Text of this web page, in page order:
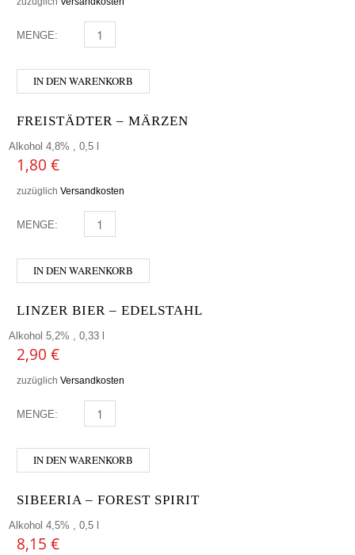
MENGE: LINDEMANS - CASSIS MENGE
IN DEN WARENKORB
FREISTÄDTER – MÄRZEN
Alkohol 4,8% , 0,5 l
1,80 €
zuzüglich Versandkosten
MENGE: FREISTÄDTER - MÄRZEN MENGE
IN DEN WARENKORB
LINZER BIER – EDELSTAHL
Alkohol 5,2% , 0,33 l
2,90 €
zuzüglich Versandkosten
MENGE: LINZER BIER - EDELSTAHL MENGE
IN DEN WARENKORB
SIBEERIA – FOREST SPIRIT
Alkohol 4,5% , 0,5 l
8,15 €